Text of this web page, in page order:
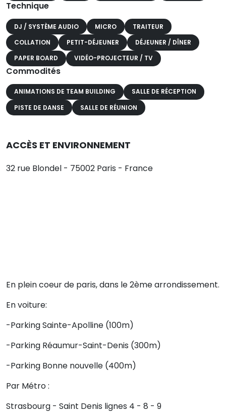
Technique
DJ / SYSTÈME AUDIO MICRO
TRAITEUR
COLLATION
PETIT-DÉJEUNER
DÉJEUNER / DÎNER
PAPER BOARD
VIDÉO-PROJECTEUR / TV
Commodités
ANIMATIONS DE TEAM BUILDING
SALLE DE RÉCEPTION
PISTE DE DANSE
SALLE DE RÉUNION
ACCÈS ET ENVIRONNEMENT
32 rue Blondel - 75002 Paris - France
En plein coeur de paris, dans le 2ème arrondissement.
En voiture:
-Parking Sainte-Apolline (100m)
-Parking Réaumur-Saint-Denis (300m)
-Parking Bonne nouvelle (400m)
Par Métro :
Strasbourg - Saint Denis lignes 4 - 8 - 9